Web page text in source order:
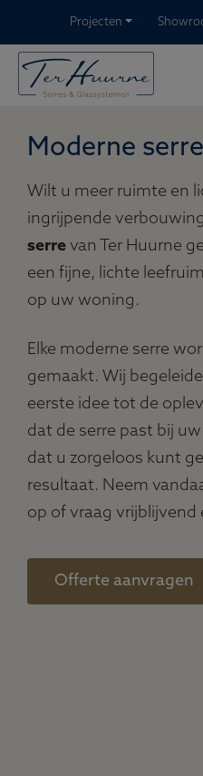
Projecten
Moderne serre
Wilt u meer ruimte en
ingrijpende
serre van Ter Huurne
een fijne, lichte
op uw woning.
Elke moderne serre
gemaakt. Wij
eerste idee tot de
dat de serre past bij
dat u zorgeloos kunt
resultaat. Neem
op of vraag vrijblijvend
Offerte aanvragen